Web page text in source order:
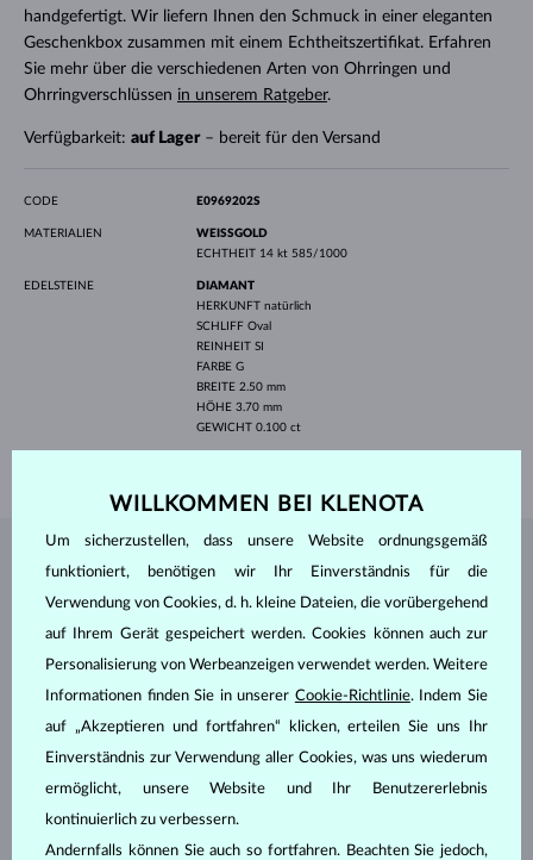
handgefertigt. Wir liefern Ihnen den Schmuck in einer eleganten
Geschenkbox zusammen mit einem Echtheitszertifikat. Erfahren
Sie mehr über die verschiedenen Arten von Ohrringen und
Ohrringverschlüssen in unserem Ratgeber.
Verfügbarkeit: auf Lager– bereit für den Versand
CODE E0969202S
MATERIALIEN
WEISSGOLD
ECHTHEIT 14 kt 585/1000
EDELSTEINE
DIAMANT
HERKUNFT natürlich
SCHLIFF Oval
REINHEIT SI
FARBE G
BREITE 2.50 mm
HÖHE 3.70 mm
GEWICHT 0.100 ct
SCHMUCK AUS DEMKLENOTA ATELIER
WILLKOMMEN BEI KLENOTA
Um sicherzustellen, dass unsere Website ordnungsgemäß
funktioniert, benötigen wir Ihr Einverständnis für die
Verwendung von Cookies, d. h. kleine Dateien, die vorübergehend
auf Ihrem Gerät gespeichert werden. Cookies können auch zur
Personalisierung von Werbeanzeigen verwendet werden. Weitere
Informationen finden Sie in unserer Cookie-Richtlinie. Indem Sie
auf „Akzeptieren und fortfahren“ klicken, erteilen Sie uns Ihr
Einverständnis zur Verwendung aller Cookies, was uns wiederum
ermöglicht, unsere Website und Ihr Benutzererlebnis
kontinuierlich zu verbessern.
Andernfalls können Sie auch so fortfahren. Beachten Sie jedoch,